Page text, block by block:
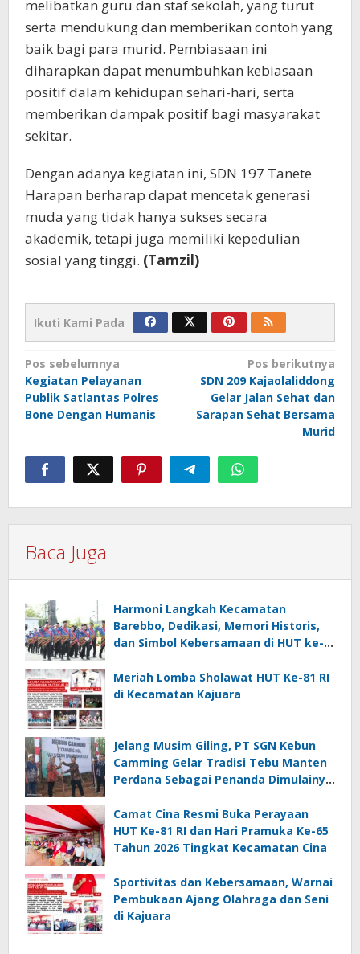
melibatkan guru dan staf sekolah, yang turut
serta mendukung dan memberikan contoh yang
baik bagi para murid. Pembiasaan ini
diharapkan dapat menumbuhkan kebiasaan
positif dalam kehidupan sehari-hari, serta
memberikan dampak positif bagi masyarakat
sekitar.
Dengan adanya kegiatan ini, SDN 197 Tanete
Harapan berharap dapat mencetak generasi
muda yang tidak hanya sukses secara
akademik, tetapi juga memiliki kepedulian
sosial yang tinggi. (Tamzil)
Ikuti Kami Pada
Navigasi
pos
Pos sebelumnya
Kegiatan Pelayanan
Publik Satlantas Polres
Bone Dengan Humanis
Pos berikutnya
SDN 209 Kajaolaliddong
Gelar Jalan Sehat dan
Sarapan Sehat Bersama
Murid
Baca Juga
Harmoni Langkah Kecamatan
Barebbo, Dedikasi, Memori Historis,
dan Simbol Kebersamaan di HUT ke-
Meriah Lomba Sholawat HUT Ke-81 RI
di Kecamatan Kajuara
Jelang Musim Giling, PT SGN Kebun
Camming Gelar Tradisi Tebu Manten
Perdana Sebagai Penanda Dimulainya
Camat Cina Resmi Buka Perayaan
HUT Ke-81 RI dan Hari Pramuka Ke-65
Tahun 2026 Tingkat Kecamatan Cina
Sportivitas dan Kebersamaan, Warnai
Pembukaan Ajang Olahraga dan Seni
di Kajuara